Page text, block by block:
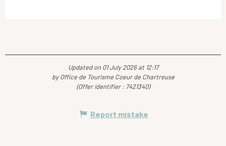
Updated on 01 July 2026 at 12:17
by Office de Tourisme Coeur de Chartreuse
(Offer identifier : 7421340)
Report mistake